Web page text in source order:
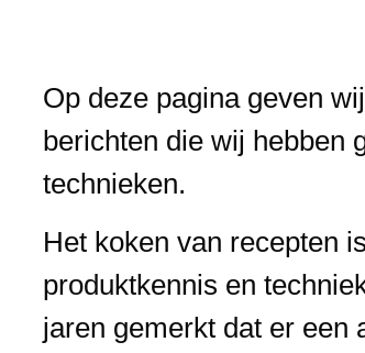
Op deze pagina geven
berichten die wij hebben
technieken.
Het koken van recepten
produktkennis en
jaren gemerkt dat er een